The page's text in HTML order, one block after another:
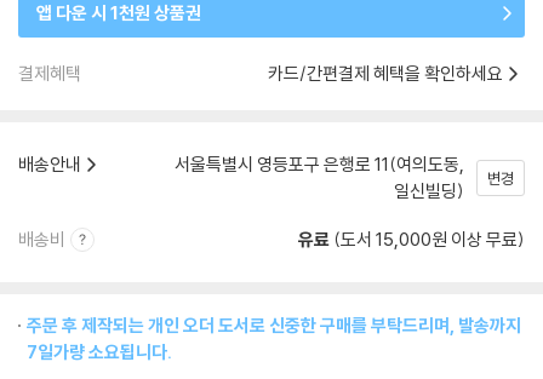
앱 다운 시 1천원 상품권
결제혜택 카드/간편결제 혜택을 확인하세요
배송안내
서울특별시 영등포구 은행로 11(여의도동,
일신빌딩)
변경
배송비 유료 (도서 15,000원 이상 무료)
주문 후 제작되는 개인 오더 도서로 신중한 구매를 부탁드리며, 발송까지
7일가량 소요됩니다.